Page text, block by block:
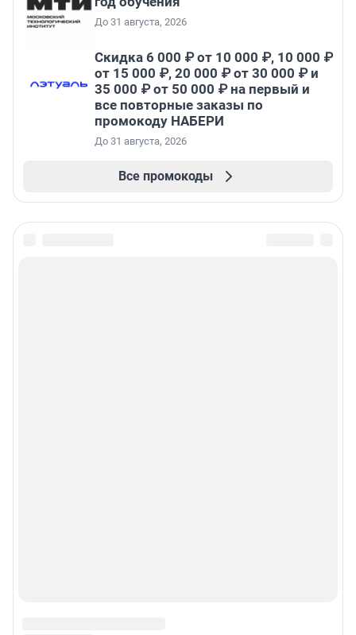
До 31 августа, 2026
Скидка 6 000 ₽ от 10 000 ₽, 10 000 ₽
от 15 000 ₽, 20 000 ₽ от 30 000 ₽ и
35 000 ₽ от 50 000 ₽ на первый и
все повторные заказы по
промокоду НАБЕРИ
До 31 августа, 2026
Все промокоды